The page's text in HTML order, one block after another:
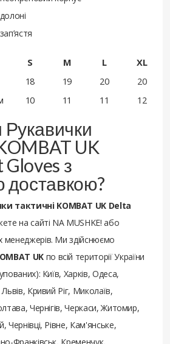
S M L
XL
18 19 20
20
10 11 11 12
Рукавички
UK
Gloves з
доставкою?
тактичні KOMBAT UK Delta
на сайті NA MUSHKE! або
Ми здійснюємо
UKпо всій території України
Київ, Харків, Одеса,
Кривий Ріг, Миколаїв,
Чернігів, Черкаси, Житомир,
Чернівці, Рівне, Кам'янське,